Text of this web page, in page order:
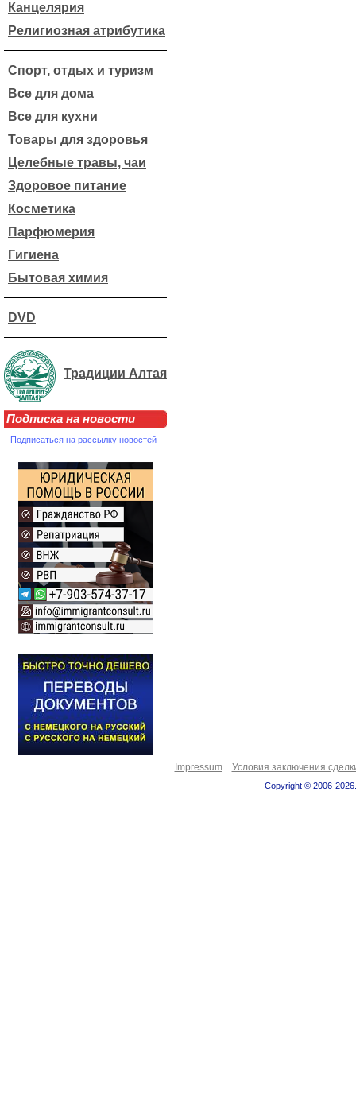
Канцелярия
Религиозная атрибутика
Спорт, отдых и туризм
Все для дома
Все для кухни
Товары для здоровья
Целебные травы, чаи
Здоровое питание
Косметика
Парфюмерия
Гигиена
Бытовая химия
DVD
Традиции Алтая
Подписка на новости
Подписаться на рассылку новостей
Impressum Условия заключения
Copyright © 2006-